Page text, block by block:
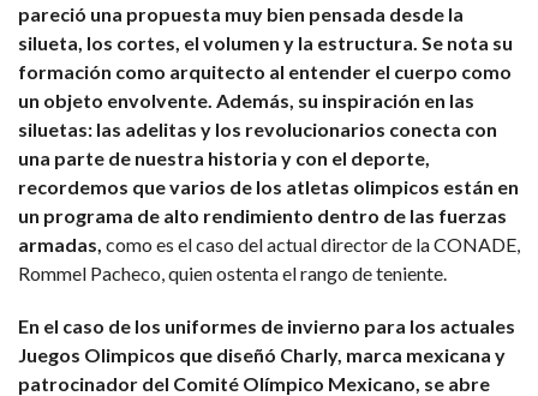
pareció una propuesta muy bien pensada desde la
silueta, los cortes, el volumen y la estructura. Se nota su
formación como arquitecto al entender el cuerpo como
un objeto envolvente. Además, su inspiración en las
siluetas: las adelitas y los revolucionarios conecta con
una parte de nuestra historia y con el deporte,
recordemos que varios de los atletas olimpicos están en
un programa de alto rendimiento dentro de las fuerzas
armadas, como es el caso del actual director de la CONADE,
Rommel Pacheco, quien ostenta el rango de teniente.
En el caso de los uniformes de invierno para los actuales
Juegos Olimpicos que diseñó Charly, marca mexicana y
patrocinador del Comité Olímpico Mexicano, se abre